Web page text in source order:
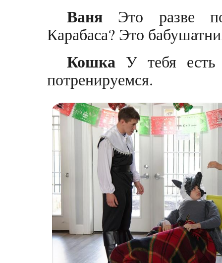
Ваня Это разве
Карабаса? Это
Кошка У тебя есть
потренируемся.